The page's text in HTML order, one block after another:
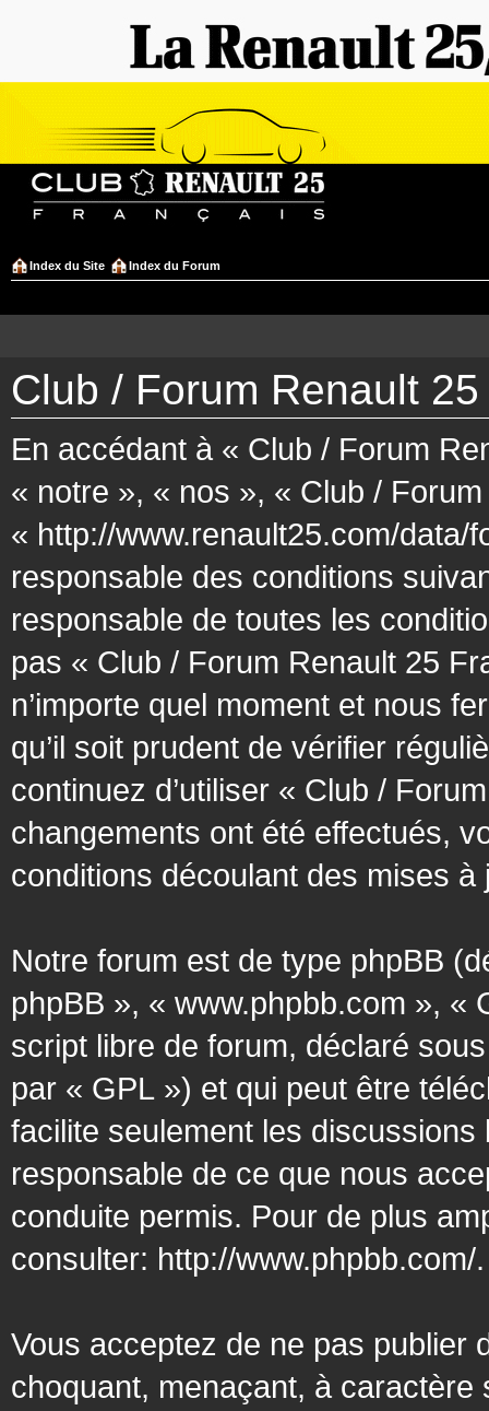
Index du Site Index du Forum
Club / Forum Renault
En accédant à « Club / Forum
« notre », « nos », « Club /
« http://www.renault25.com/data/
responsable des conditions
responsable de toutes les
pas « Club / Forum Renault 25
n’importe quel moment et nous
qu’il soit prudent de vérifier
continuez d’utiliser « Club /
changements ont été effectués,
conditions découlant des mises
Notre forum est de type phpBB
phpBB », « www.phpbb.com », «
script libre de forum, déclaré
par « GPL ») et qui peut être
facilite seulement les
responsable de ce que nous
conduite permis. Pour de plus
consulter: http://www.phpbb.com/.
Vous acceptez de ne pas publier
choquant, menaçant, à